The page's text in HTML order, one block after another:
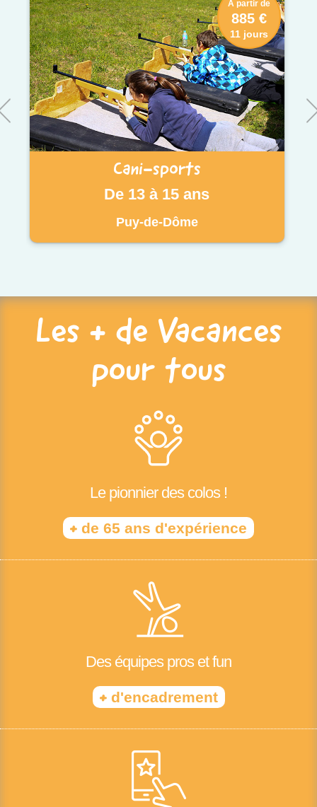
Cani-sports
De 13 à 15 ans
Puy-de-Dôme
À partir de
885 €
11 jours
Les + de Vacances
pour tous
Le pionnier des colos !
+ de 65 ans d'expérience
Des équipes pros et fun
+d'encadrement